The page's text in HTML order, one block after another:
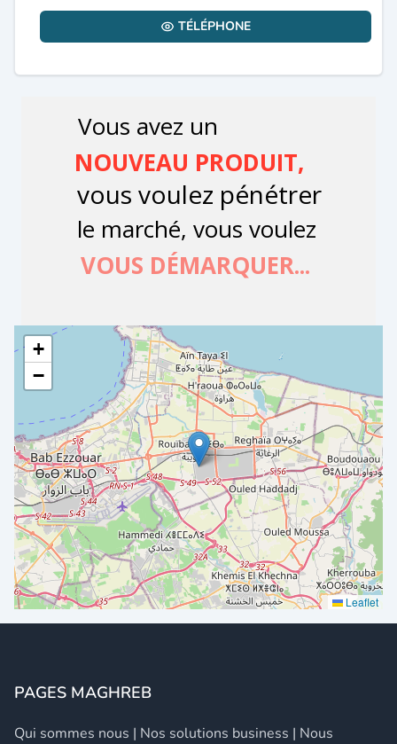
TÉLÉPHONE
+
−
Leaflet
PAGES MAGHREB
Qui sommes nous | Nos solutions business | Nous